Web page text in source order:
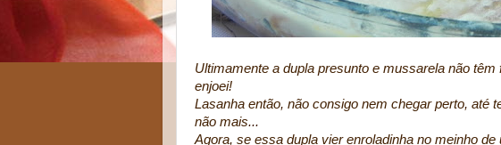
Ultimamente a dupla presunto e mussarela não
enjoei!
Lasanha então, não consigo nem chegar perto, até
não mais...
Agora, se essa dupla vier enroladinha no meinho de